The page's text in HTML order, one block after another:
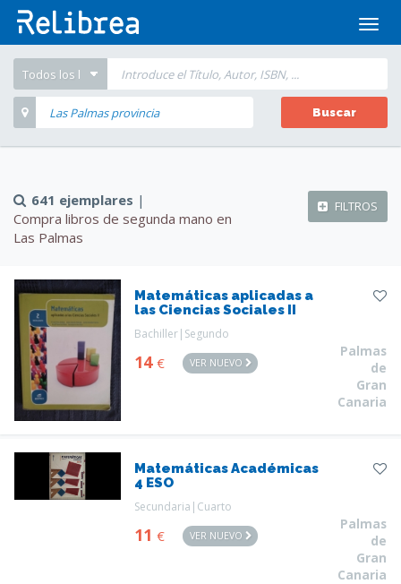
menu
Buscar
641 ejemplares |
Compra libros de segunda mano en
Las Palmas
FILTROS
Matemáticas aplicadas a
las Ciencias Sociales II
Bachiller|Segundo
14 € VER NUEVO
Palmas
de
Gran
Canaria
Matemáticas Académicas
4 ESO
Secundaria|Cuarto
11 € VER NUEVO
Palmas
de
Gran
Canaria